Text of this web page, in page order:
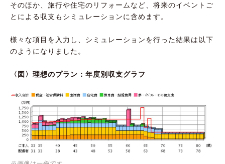
そのほか、旅行や住宅のリフォームなど、将来のイベントご
とによる収支もシミュレーションに含めます。
様々な項目を入力し、シミュレーションを行った結果は以下
のようになりました。
〈図〉理想のプラン：年度別収支グラフ